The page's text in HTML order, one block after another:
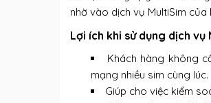
nhờ vào dịch vụ MultiSim của
Lợi ích khi sử dụng dịch
Khách hàng không
mạng nhiều sim cùng lúc.
Giúp cho việc kiểm